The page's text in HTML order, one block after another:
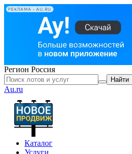
РЕКЛАМА • AU.RU
Регион Россия
Найти
Au.ru
Каталог
Услуги